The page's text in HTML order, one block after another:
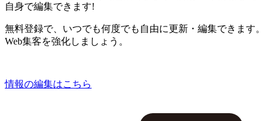
自身で編集できます!
無料登録で、いつでも何度でも自由に更新・編集できます。
Web集客を強化しましょう。
情報の編集はこちら